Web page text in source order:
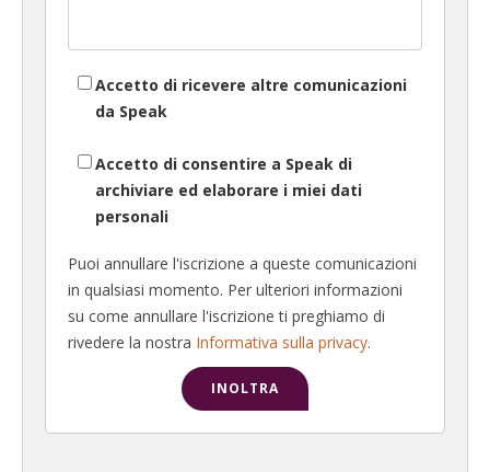
Accetto di ricevere altre comunicazioni
da Speak
Accetto di consentire a Speak di
archiviare ed elaborare i miei dati
personali
Puoi annullare l'iscrizione a queste comunicazioni
in qualsiasi momento. Per ulteriori informazioni
su come annullare l'iscrizione ti preghiamo di
rivedere la nostra Informativa sulla privacy.